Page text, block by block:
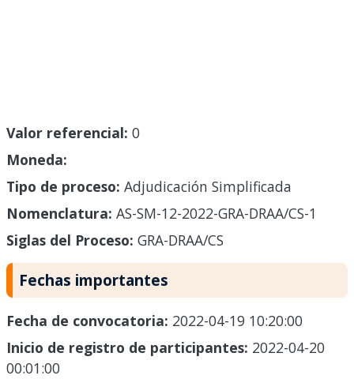
Valor referencial: 0
Moneda:
Tipo de proceso: Adjudicación Simplificada
Nomenclatura: AS-SM-12-2022-GRA-DRAA/CS-1
Siglas del Proceso: GRA-DRAA/CS
Fechas importantes
Fecha de convocatoria: 2022-04-19 10:20:00
Inicio de registro de participantes: 2022-04-20
00:01:00